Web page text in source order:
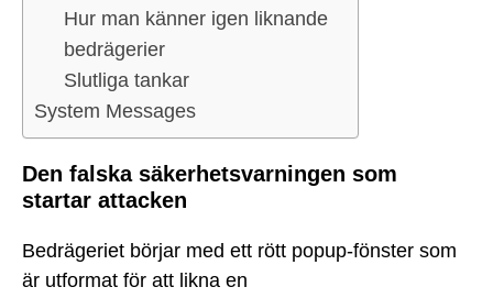
Hur man känner igen liknande
bedrägerier
Slutliga tankar
System Messages
Den falska säkerhetsvarningen som
startar attacken
Bedrägeriet börjar med ett rött popup-fönster som
är utformat för att likna en